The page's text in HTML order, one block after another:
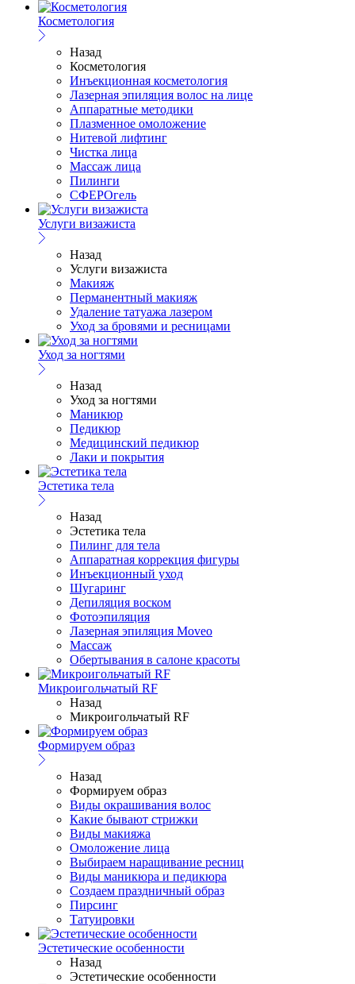
Косметология
Назад
Косметология
Инъекционная косметология
Лазерная эпиляция волос на лице
Аппаратные методики
Плазменное омоложение
Нитевой лифтинг
Чистка лица
Массаж лица
Пилинги
СФЕРОгель
Услуги визажиста
Назад
Услуги визажиста
Макияж
Перманентный макияж
Удаление татуажа лазером
Уход за бровями и ресницами
Уход за ногтями
Назад
Уход за ногтями
Маникюр
Педикюр
Медицинский педикюр
Лаки и покрытия
Эстетика тела
Назад
Эстетика тела
Пилинг для тела
Аппаратная коррекция фигуры
Инъекционный уход
Шугаринг
Депиляция воском
Фотоэпиляция
Лазерная эпиляция Moveo
Массаж
Обертывания в салоне красоты
Микроигольчатый RF
Назад
Микроигольчатый RF
Формируем образ
Назад
Формируем образ
Виды окрашивания волос
Какие бывают стрижки
Виды макияжа
Омоложение лица
Выбираем наращивание ресниц
Виды маникюра и педикюра
Создаем праздничный образ
Пирсинг
Татуировки
Эстетические особенности
Назад
Эстетические особенности